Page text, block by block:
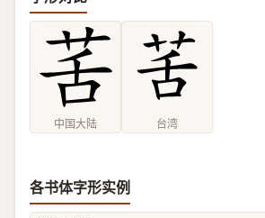
中国大陆 台湾
各书体字形实例